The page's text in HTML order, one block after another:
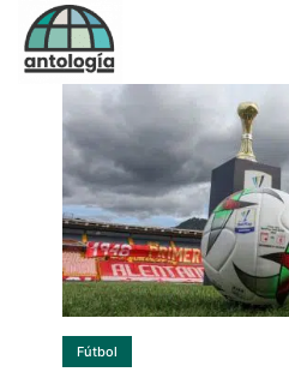
Fútbol